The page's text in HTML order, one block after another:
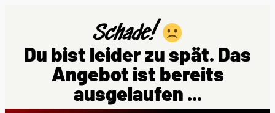
Schade!
Du bist leider zu spät. Das
Angebot ist bereits
ausgelaufen ...